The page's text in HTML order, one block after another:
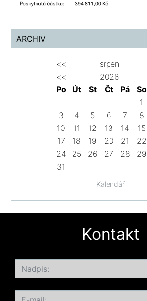
ARCHIV
Kalendář
<< srpen
<<
2026
Po
Út St Čt Pá So
1
3
4 5 6 7 8
10
11 12 13 14 15
17
18 19 20 21 22
24
25 26 27 28 29
31
Kontakt